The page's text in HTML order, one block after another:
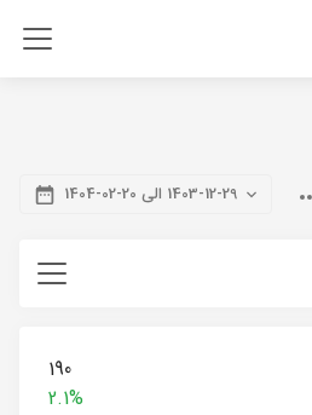
1403-12-29 الی 20-02-1404
190
2.1%